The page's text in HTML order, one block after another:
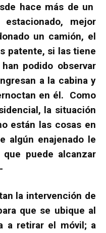
hace más de un
mejor
un camión, el
patente, si las tiene
podido observar
a la cabina y
en él. Como
la situación
están las cosas en
algún enajenado le
puede alcanzar
la intervención de
que se ubique al
a retirar el móvil; a